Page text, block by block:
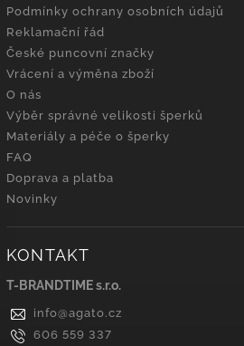
Podmínky ochrany osobních údajů
Reklamační řád
České puncovní značky
Vrácení a výměna zboží
O nás
Výběr správné velikosti šperků
Materiály a péče o šperky
FAQ
Doprava a platba
Novinky
KONTAKT
T-BRANDTIME s.r.o.
info@agato.cz
606 559 337